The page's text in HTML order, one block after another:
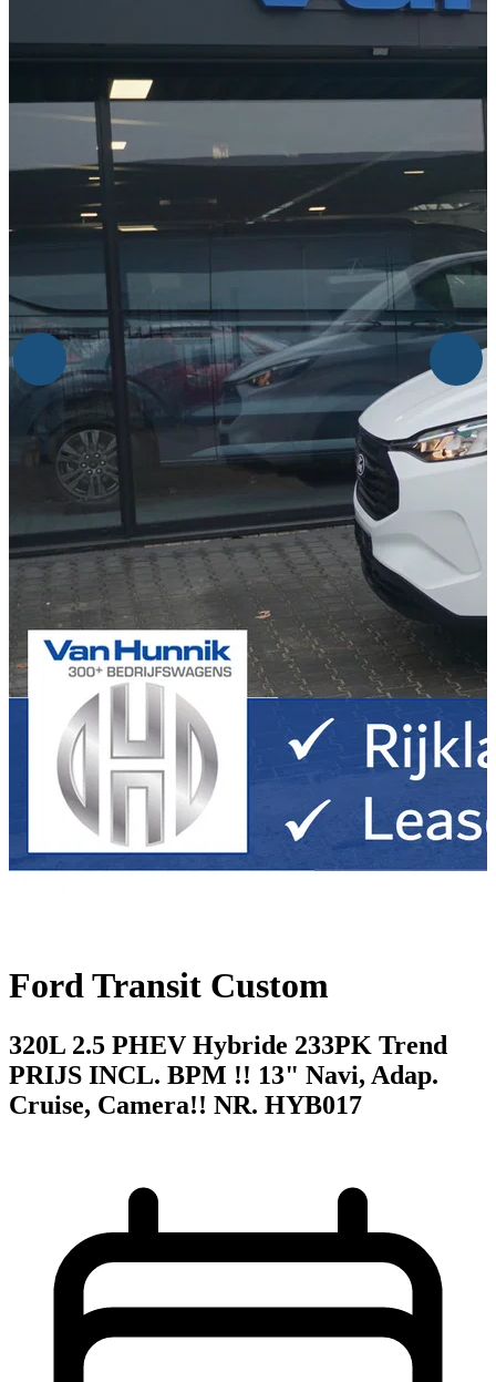
Ford Transit Custom
320L 2.5 PHEV Hybride 233PK Trend
PRIJS INCL. BPM !! 13" Navi, Adap.
Cruise, Camera!! NR. HYB017